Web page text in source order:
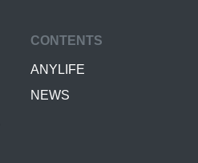
CONTENTS
ANYLIFE
NEWS